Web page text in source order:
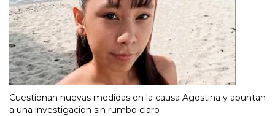
Cuestionan nuevas medidas en la causa Agostina y apuntan
a una investigacion sin rumbo claro